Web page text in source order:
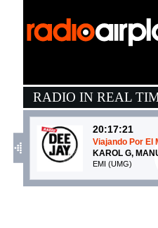
RADIO IN REAL
20:17:21
Viajando Por El
KAROL G,
EMI (UMG)